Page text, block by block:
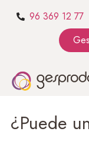
96 369 12 77
¿Puede